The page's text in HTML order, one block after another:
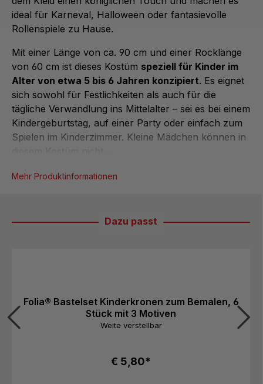
ideal für Karneval, Halloween oder fantasievolle
Rollenspiele zu Hause.
Mit einer Länge von ca. 90 cm und einer Rocklänge
von 60 cm ist dieses Kostüm speziell für Kinder im
Alter von etwa 5 bis 6 Jahren konzipiert. Es eignet
sich sowohl für Festlichkeiten als auch für die
tägliche Verwandlung ins Mittelalter – sei es bei einem
Kindergeburtstag, auf einer Party oder einfach zum
Spielen im Kinderzimmer. Kleine Mädchen können in
Mehr Produktinformationen
Dazu passt
Folia® Bastelset Kinderkronen zum Bemalen, 6
Stück mit 3 Motiven
Weite verstellbar
€ 5,80*